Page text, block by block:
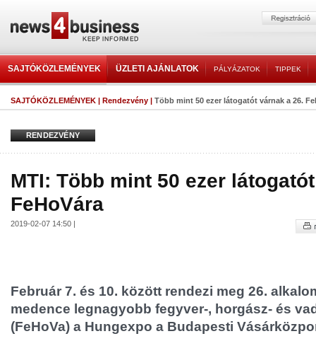
SAJTÓKÖZLEMÉNYEK ÜZLETI AJÁNLATOK PÁLYÁZATOK TIPPEK
SAJTÓKÖZLEMÉNYEK | Rendezvény | Több mint 50 ezer látogatót várnak a 26.
RENDEZVÉNY
MTI: Több mint 50 ezer
FeHoVára
2019-02-07 14:50 |
Február 7. és 10. között rendezi meg 26.
medence legnagyobb fegyver-, horgász- és
(FeHoVa) a Hungexpo a Budapesti